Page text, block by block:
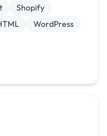
approfondies en
Shopify
WordPress